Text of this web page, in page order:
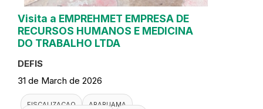
Visita a EMPREHMET EMPRESA DE
RECURSOS HUMANOS E MEDICINA
DO TRABALHO LTDA
DEFIS
31 de March de 2026
FISCALIZACAO
ARARUAMA